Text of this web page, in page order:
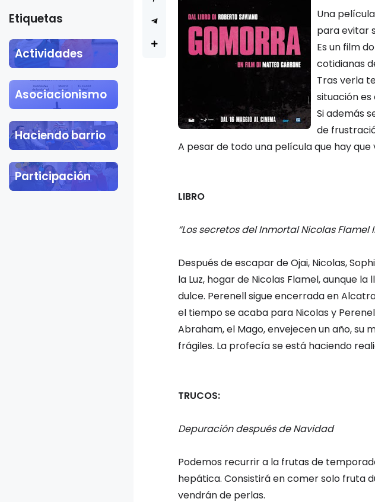
Etiquetas
Actividades
Asociacionismo
Haciendo barrio
Participación
Una
para evitar
Es un film
cotidianas
Tras verla
situación
Si además
de
A pesar de todo una película que hay que
LIBRO
“Los secretos del Inmortal Nicolas Flamel
Después de escapar de Ojai, Nicolas,
la Luz, hogar de Nicolas Flamel, aunque
dulce. Perenell sigue encerrada en
el tiempo se acaba para Nicolas y
Abraham, el Mago, envejecen un año, su
frágiles. La profecía se está haciendo
TRUCOS:
Depuración después de Navidad
Podemos recurrir a la frutas de
hepática. Consistirá en comer solo fruta
vendrán de perlas.